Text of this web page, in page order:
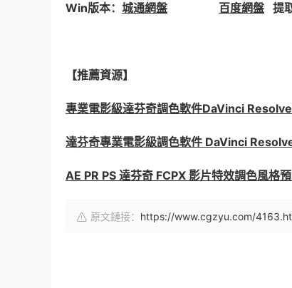
Win版本： 城通網盤 百度網盤 提
【推薦資源】
專業電影級達芬奇調色軟件DaVinci
達芬奇專業電影級調色軟件 DaVinci
AE PR PS 達芬奇 FCPX 影片特效調色風格
原文鏈接： https://www.cgzyu.com/